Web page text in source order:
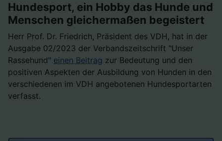
Hundesport, ein Hobby das Hunde und
Menschen gleichermaßen begeistert
Herr Prof. Dr. Friedrich, Präsident des VDH, hat in der
Ausgabe 02/2023 der Verbandszeitschrift "Unser
Rassehund" einen Beitrag zur Bedeutung und den
positiven Aspekten der Ausbildung von Hunden in den
verschiedenen im VDH angebotenen Hundesportarten
verfasst.